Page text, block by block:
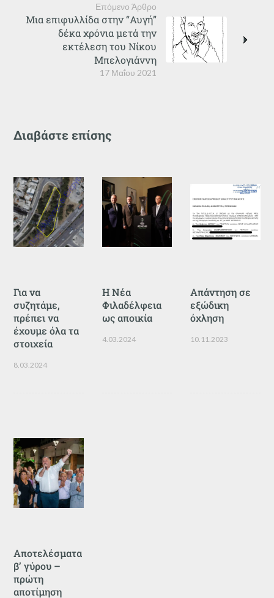
Επόμενο Άρθρο
17 Μαΐου 2021
Μια επιφυλλίδα στην “Αυγή”
δέκα χρόνια μετά την
εκτέλεση του Νίκου
Μπελογιάννη
Διαβάστε επίσης
Για να
συζητάμε,
πρέπει να
έχουμε όλα τα
στοιχεία
8.03.2024
Η Νέα
Φιλαδέλφεια
ως αποικία
4.03.2024
Απάντηση σε
εξώδικη
όχληση
10.11.2023
Αποτελέσματα
β’ γύρου –
πρώτη
αποτίμηση